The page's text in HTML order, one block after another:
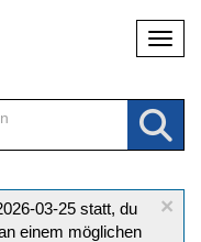
×
03-25 statt, du
einem möglichen